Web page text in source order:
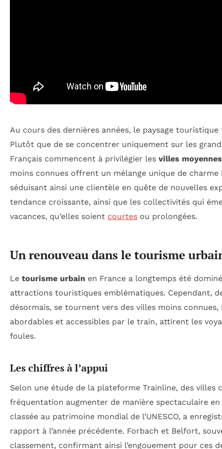
Au cours des dernières années, le paysage
Plutôt que de se concentrer uniquement sur les
Français commencent à privilégier les villes moyennes
moins connues offrent un mélange unique de
séduisant ainsi une clientèle en quête de nouvelles
tendance croissante, ainsi que les collectivités qui
vacances, qu’elles soient courtes ou prolongées.
Un renouveau dans le tourisme
Le tourisme urbain en France a longtemps été
attractions touristiques emblématiques. Cependant,
désormais, se tournent vers des villes moins
abordables et accessibles par le train, attirent les
foules.
Les chiffres à l’appui
Selon une étude de la plateforme Trainline, des villes
fréquentation augmenter de manière spectaculaire
classée au patrimoine mondial de l’UNESCO, a
rapport à l’année précédente. Forbach et Belfort,
classement, confirmant ainsi l’engouement pour ces